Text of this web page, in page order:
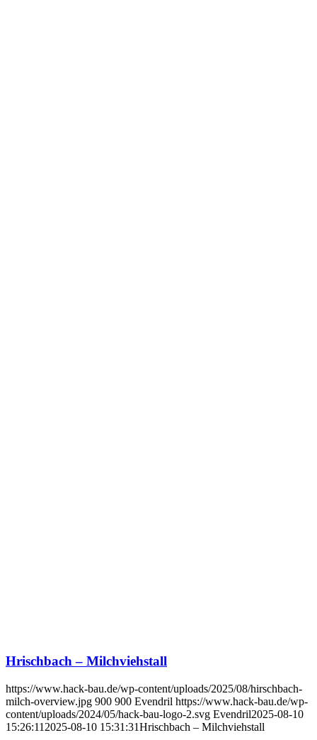
Hrischbach – Milchviehstall
https://www.hack-bau.de/wp-content/uploads/2025/08/hirschbach-
milch-overview.jpg 900 900 Evendril https://www.hack-bau.de/wp-
content/uploads/2024/05/hack-bau-logo-2.svg Evendril2025-08-10
15:26:11 2025-08-10 15:31:31Hrischbach – Milchviehstall